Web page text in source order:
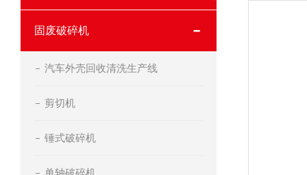
固废破碎机
汽车外壳回收清洗生产线
剪切机
锤式破碎机
单轴破碎机